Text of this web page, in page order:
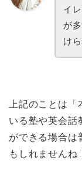
イ
が
け
上記のことは
いる塾や英会話
ができる場合は
もしれませんね